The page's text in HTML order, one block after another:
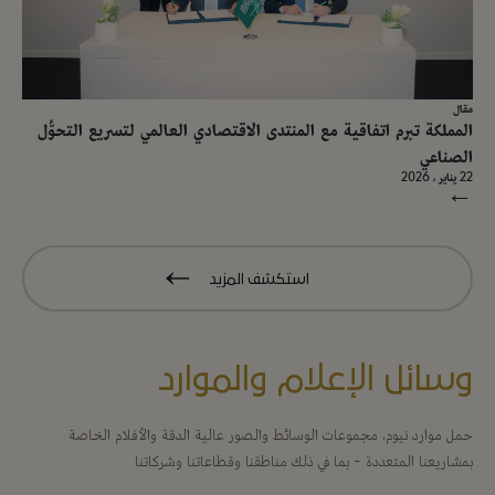
مقال
المملكة تبرم اتفاقية مع المنتدى الاقتصادي العالمي لتسريع التحوُّل
الصناعي
22 يناير ، 2026
→
استكشف المزيد
وسائل الإعلام والموارد
حمل موارد نيوم، مجموعات الوسائط والصور عالية الدقة والأفلام الخاصة
بمشاريعنا المتعددة - بما في ذلك مناطقنا وقطاعاتنا وشركاتنا